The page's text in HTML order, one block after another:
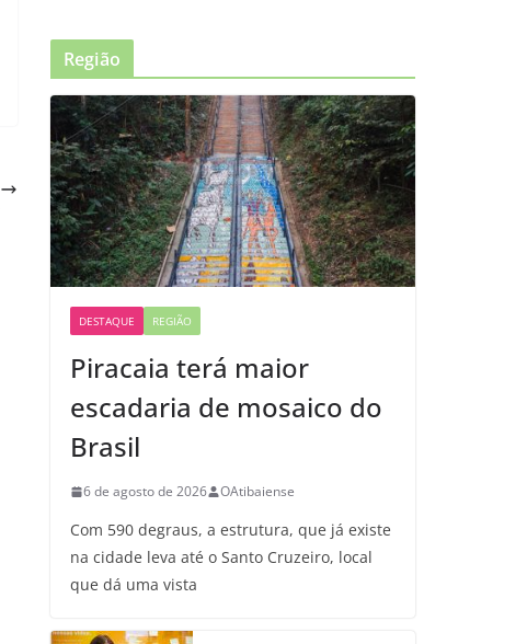
Região
DESTAQUE REGIÃO
Piracaia terá maior
escadaria de mosaico do
Brasil
6 de agosto de 2026 OAtibaiense
Com 590 degraus, a estrutura, que já existe
na cidade leva até o Santo Cruzeiro, local
que dá uma vista